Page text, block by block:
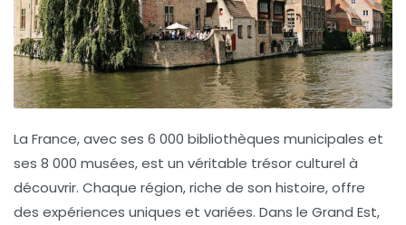
La France, avec ses 6 000 bibliothèques municipales et
ses 8 000 musées, est un véritable trésor culturel à
découvrir. Chaque région, riche de son histoire, offre
des expériences uniques et variées. Dans le Grand Est,